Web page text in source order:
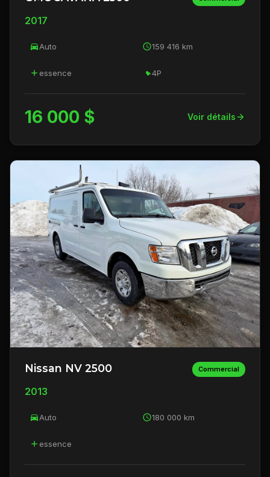
2017
Auto 159 416 km
essence 4P
16 000 $ Voir détails
Nissan NV 2500 Commercial
2013
Auto 180 000 km
essence